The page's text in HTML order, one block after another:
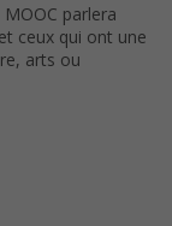
parlera
ceux qui ont une
arts ou